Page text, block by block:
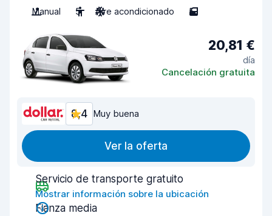
Manual
5 Aire acondicionado 5
20,81 €
día
Cancelación gratuita
8,4 Muy buena
Ver la oferta
Servicio de transporte gratuito
Mostrar información sobre la ubicación
Fianza media